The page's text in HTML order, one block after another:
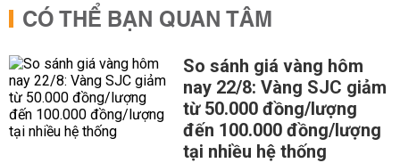
CÓ THỂ BẠN QUAN TÂM
So sánh giá vàng hôm
nay 22/8: Vàng SJC giảm
từ 50.000 đồng/lượng
đến 100.000 đồng/lượng
tại nhiều hệ thống